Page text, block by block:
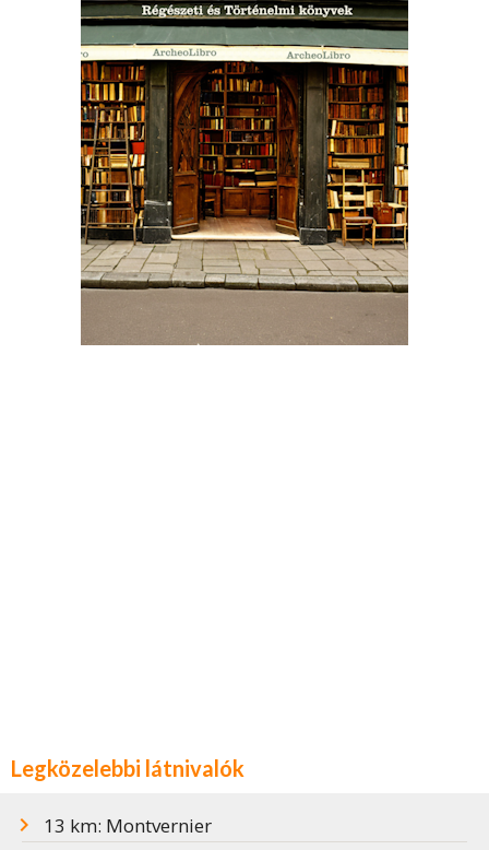
Legközelebbi látnivalók
13 km: Montvernier